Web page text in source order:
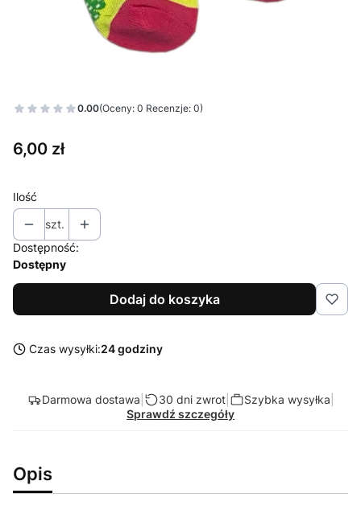
0.00(Oceny: 0 Recenzje: 0)
Cena
6,00 zł
Ilość
szt.
Dostępność:
Dostępny
Dodaj do koszyka
Czas wysyłki:24 godziny
Darmowa dostawa 30 dni zwrot| Szybka wysyłka
Sprawdź szczegóły
Opis